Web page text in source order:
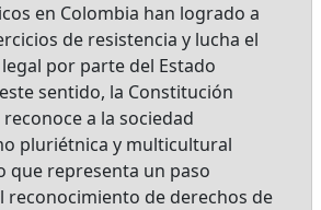
en Colombia han logrado a
de resistencia y lucha el
por parte del Estado
sentido, la Constitución
a la sociedad
pluriétnica y multicultural
que representa un paso
reconocimiento de derechos de